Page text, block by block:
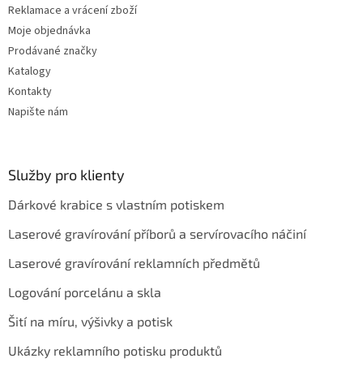
Reklamace a vrácení zboží
Moje objednávka
Prodávané značky
Katalogy
Kontakty
Napište nám
Služby pro klienty
Dárkové krabice s vlastním potiskem
Laserové gravírování příborů a servírovacího náčiní
Laserové gravírování reklamních předmětů
Logování porcelánu a skla
Šití na míru, výšivky a potisk
Ukázky reklamního potisku produktů